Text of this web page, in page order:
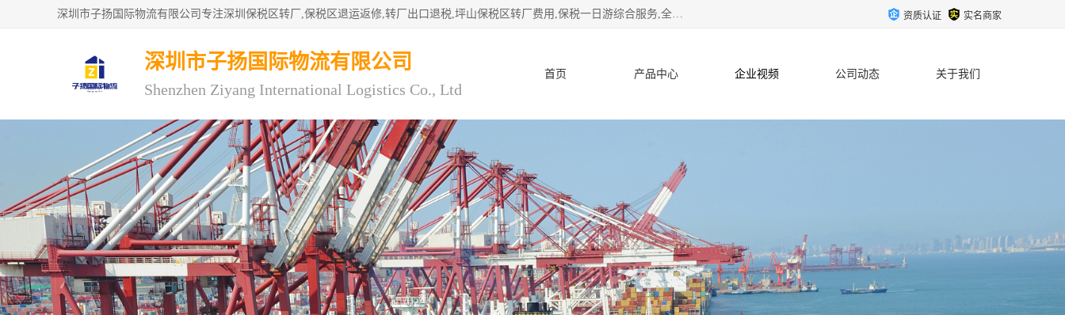
深圳市子扬国际物流有限公司专注深圳保税区转厂,保税区退运返修,转厂出口退税,坪山保税区转厂费用,保税一日游综合服务,全程托管，公司是严格按照“专业化定位、综合化经营、差异化发展”的经营思路建立的现代第三方物流，在通关业务、保税区仓储、退运返修、供应链金融方面具有较强的竞争优势。公司秉承“高效专业、服务客户、创新发展”的经营理念，已发展成为国内外知名企业的战略合作商。 资质认证 实名商家
深圳市子扬国际物流有限公司
Shenzhen Ziyang International Logistics Co., Ltd
首页 产品中心 企业视频 公司动态 关于我们